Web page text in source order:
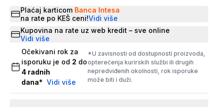
Plaćaj karticom Banca Intesa
na rate po KEŠ ceni!Vidi više
Kupovina na rate uz web kredit – sve online
Vidi više
Očekivani rok za
isporuku je od 2 do
4 radnih
dana* Vidi više
*U zavisnosti od dostupnosti proizvoda,
opterećenja kurirskih službi ili drugih
nepredviđenih okolnosti, rok isporuke
može biti i duži.